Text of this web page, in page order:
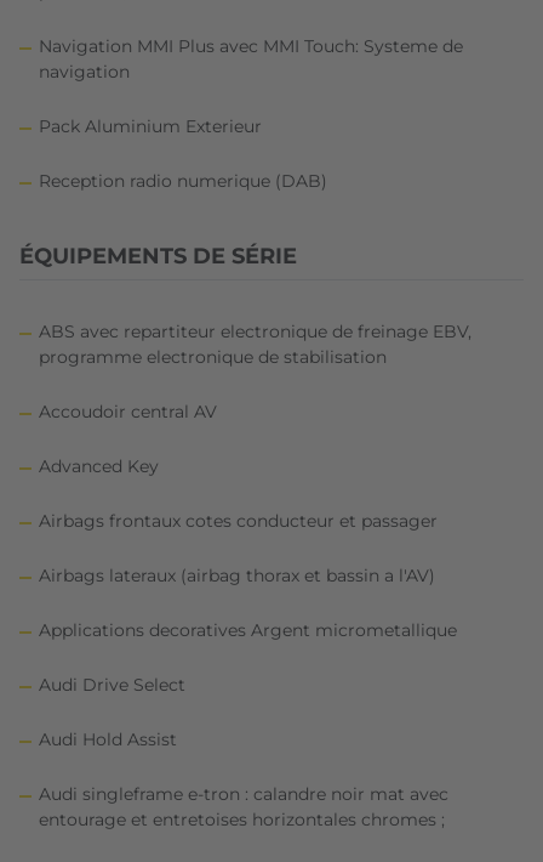
Navigation MMI Plus avec MMI Touch: Systeme de
navigation
Pack Aluminium Exterieur
Reception radio numerique (DAB)
ÉQUIPEMENTS DE SÉRIE
ABS avec repartiteur electronique de freinage EBV,
programme electronique de stabilisation
Accoudoir central AV
Advanced Key
Airbags frontaux cotes conducteur et passager
Airbags lateraux (airbag thorax et bassin a l'AV)
Applications decoratives Argent micrometallique
Audi Drive Select
Audi Hold Assist
Audi singleframe e-tron : calandre noir mat avec
entourage et entretoises horizontales chromes ;